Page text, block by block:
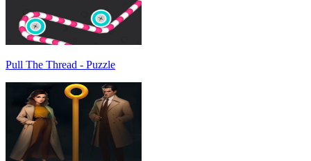
Pull The Thread - Puzzle